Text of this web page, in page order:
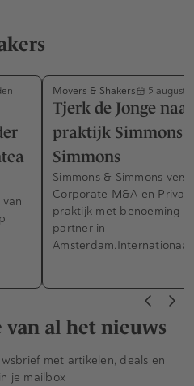
Movers & Shakers 5
Tjerk de Jonge
praktijk Simmons
Simmons
Simmons & Simmons
Corporate M&A en
praktijk met benoeming
partner in
al het nieuws
met artikelen, deals en
je mailbox